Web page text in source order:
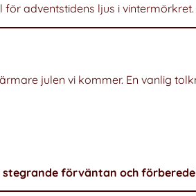
adventstidens ljus i vintermörkret.
julen vi kommer. En vanlig
stegrande förväntan och